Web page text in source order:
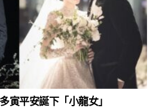
寅平安誕下「小龍女」